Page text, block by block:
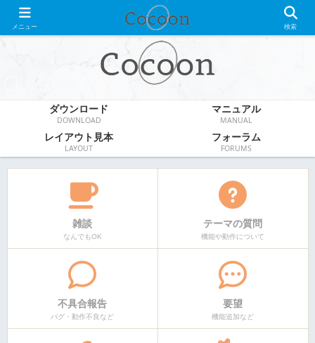
WordPress無料テーマ
ダウンロード
DOWNLOAD
マニュアル
MANUAL
レイアウト見本
LAYOUT
フォーラム
FORUMS
雑談
なんでもOK
テーマの質問
機能や動作について
不具合報告
バグ・動作不良など
要望
機能追加など
メニュー 検索